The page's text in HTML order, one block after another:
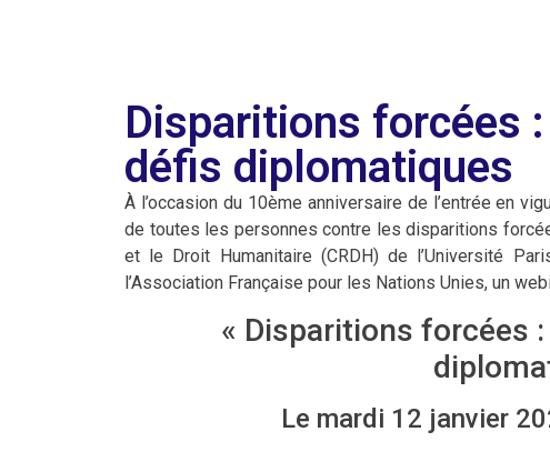
Disparitions forcées
défis diplomatiques
À l’occasion du 10ème anniversaire de l’entrée en
de toutes les personnes contre les disparitions
et le Droit Humanitaire (CRDH) de l’Université
l’Association Française pour les Nations Unies, un
« Disparitions forcées
Le mardi 12 janvier